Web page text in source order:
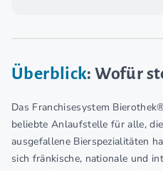
Überblick: Wofür
Das Franchisesystem
beliebte Anlaufstelle für alle,
ausgefallene Bierspezialitäten
sich fränkische, nationale und